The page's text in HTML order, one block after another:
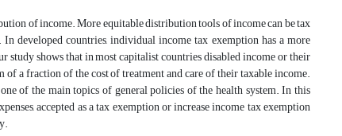
of income. More equitable distribution tools of income can be tax
developed countries, individual income tax exemption has a more
shows that in most capitalist countries disabled income or their
a fraction of the cost of treatment and care of their taxable income.
of the main topics of general policies of the health system. In this
accepted as a tax exemption or increase income tax exemption